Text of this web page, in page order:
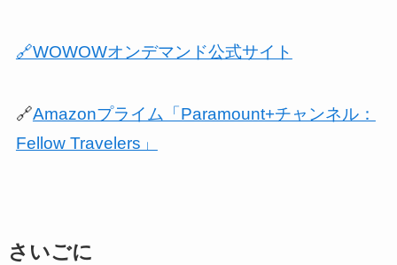
🔗WOWOWオンデマンド公式サイト
🔗Amazonプライム「Paramount+チャンネル：
Fellow Travelers」
さいごに